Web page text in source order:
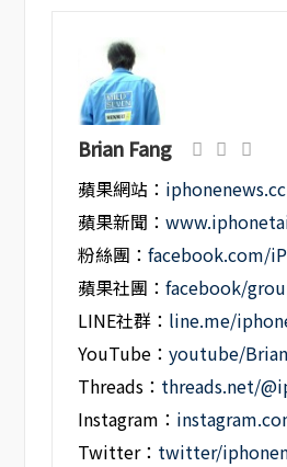
Brian Fang
蘋果網站： iphonenews.cc
蘋果新聞：
粉絲團：facebook.com/
蘋果社團：facebook/
LINE社群： line.me/
YouTube：youtube/
Threads： threads.net/
Instagram：
Twitter： twitter/